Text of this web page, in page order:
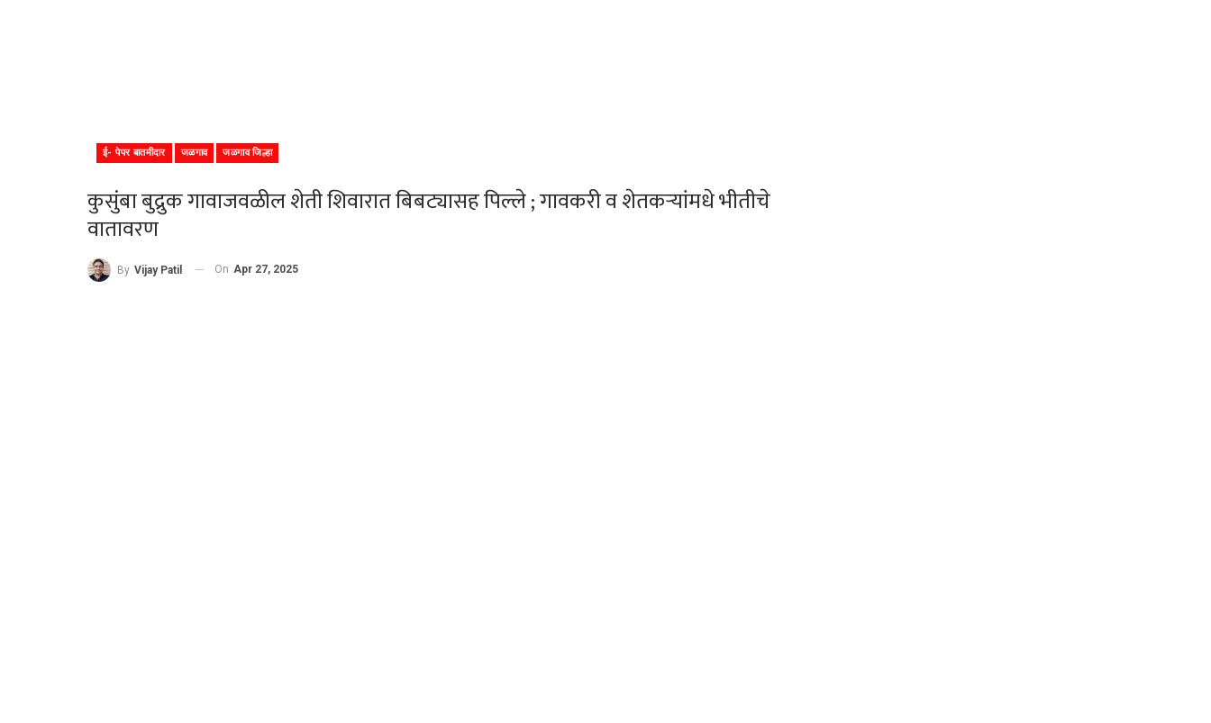
ई- पेपर बातमीदार जळगाव जळगाव जिल्हा
कुसुंबा बुद्रुक गावाजवळील शेती शिवारात बिबट्यासह पिल्ले ; गावकरी व शेतकऱ्यांमधे भीतीचे
वातावरण
By Vijay Patil On Apr 27, 2025